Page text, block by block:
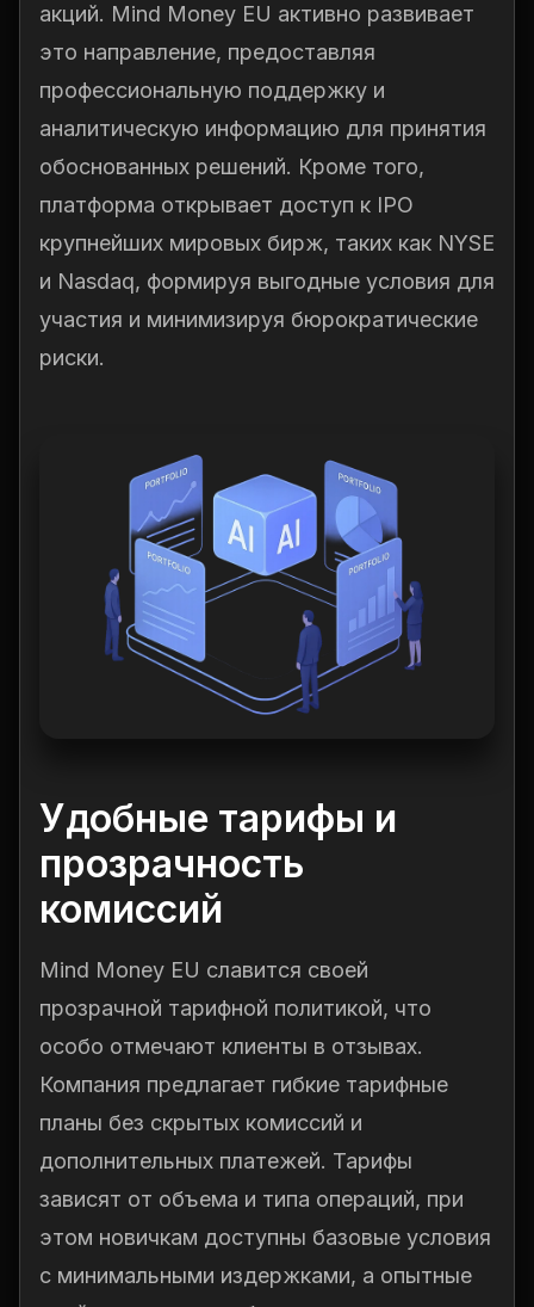
акций. Mind Money EU активно развивает
это направление, предоставляя
профессиональную поддержку и
аналитическую информацию для принятия
обоснованных решений. Кроме того,
платформа открывает доступ к IPO
крупнейших мировых бирж, таких как NYSE
и Nasdaq, формируя выгодные условия для
участия и минимизируя бюрократические
риски.
Удобные тарифы и
прозрачность
комиссий
Mind Money EU славится своей
прозрачной тарифной политикой, что
особо отмечают клиенты в отзывах.
Компания предлагает гибкие тарифные
планы без скрытых комиссий и
дополнительных платежей. Тарифы
зависят от объема и типа операций, при
этом новичкам доступны базовые условия
с минимальными издержками, а опытные